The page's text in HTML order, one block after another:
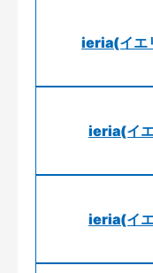
ieria(イエ
ieria(イ
ieria(イ